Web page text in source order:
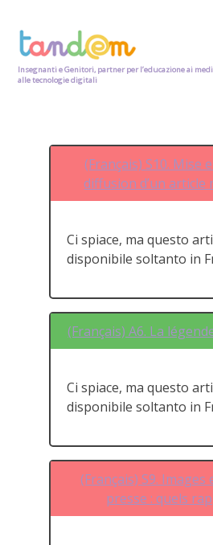
Insegnanti e Genitori, partner per l’educazione ai
alle tecnologie digitali
(Français) S10. Mise
diffusion d’un article
Ci spiace, ma questo
disponibile soltanto in
(Français) A6. La
Ci spiace, ma questo
disponibile soltanto in
(Français) S9. Images
presse : quels